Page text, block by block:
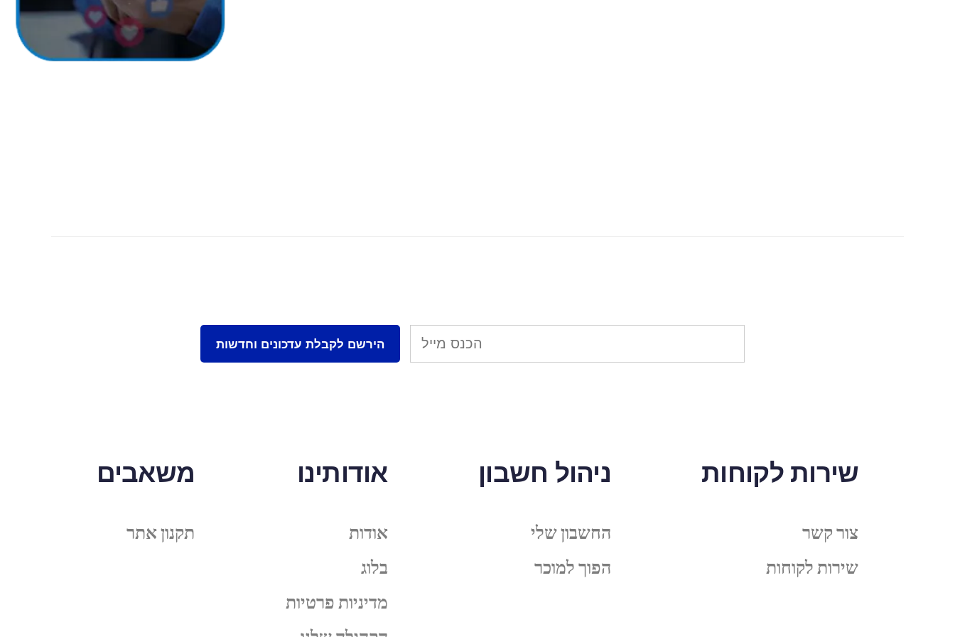
שירות לקוחות
צור קשר
שירות לקוחות
ניהול חשבון
החשבון שלי
הפוך למוכר
אודותינו
אודות
בלוג
מדיניות פרטיות
משאבים
תקנון אתר